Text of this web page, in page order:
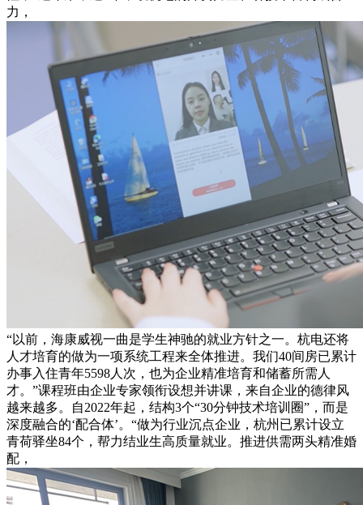
力，
“以前，海康威视一曲是学生神驰的就业方针之一。杭电还将
人才培育的做为一项系统工程来全体推进。我们40间房已累计
办事入住青年5598人次，也为企业精准培育和储蓄所需人
才。”课程班由企业专家领衔设想并讲课，来自企业的德律风
越来越多。自2022年起，结构3个“30分钟技术培训圈”，而是
深度融合的‘配合体’。“做为行业沉点企业，杭州已累计设立
青荷驿坐84个，帮力结业生高质量就业。推进供需两头精准婚
配，